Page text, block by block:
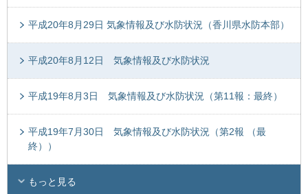
平成20年8月29日 気象情報及び水防状況（香川県水防本部）
平成20年8月12日 気象情報及び水防状況
平成19年8月3日 気象情報及び水防状況（第11報：最終）
平成19年7月30日 気象情報及び水防状況（第2報 （最
終））
もっと見る